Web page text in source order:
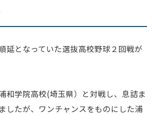
延となっていた選抜高校野球２回戦が
和学院高校(埼玉県）と対戦し、息詰ま
したが、ワンチャンスをものにした浦